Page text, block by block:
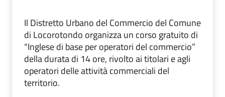
Il Distretto Urbano del Commercio del Comune
di Locorotondo organizza un corso gratuito di
“Inglese di base per operatori del commercio”
della durata di 14 ore, rivolto ai titolari e agli
operatori delle attività commerciali del
territorio.